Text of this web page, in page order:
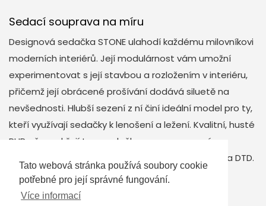
Tato webová stránka používá soubory cookie
potřebné pro její správné fungování.
Více informací
Sedací souprava na míru
Designová sedačka STONE ulahodí každému milovníkovi
moderních interiérů. Její modulárnost vám umožní
experimentovat s její stavbou a rozložením v interiéru,
přičemž její obrácené prošívání dodává siluetě na
nevšednosti. Hlubší sezení z ní činí ideální model pro ty,
kteří využívají sedačky k lenošení a ležení. Kvalitní, husté
PUR pěny udržují tvar sedačky a propracovaná
konstrukce vyrobená z masivního dřeva, překližky a DTD.
KONFIGUROVAT